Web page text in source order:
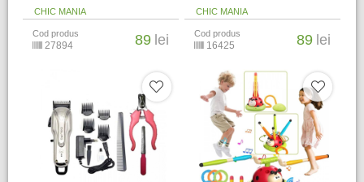
CHIC MANIA
Cod produs
27894 89 lei
CHIC MANIA
Cod produs
16425 89 lei